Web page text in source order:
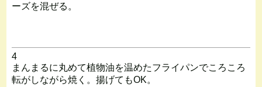
ーズを混ぜる。
4
まんまるに丸めて植物油を温めたフライパンでころころ
転がしながら焼く。揚げてもOK。